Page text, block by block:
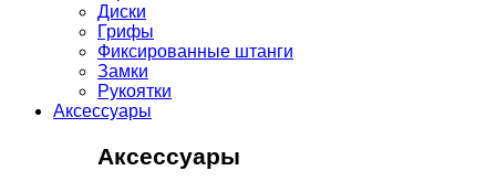
Диски
Грифы
Фиксированные штанги
Замки
Рукоятки
Аксессуары
Аксессуары